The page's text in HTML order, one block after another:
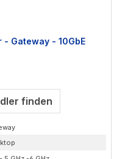
- Gateway - 10GbE
finden